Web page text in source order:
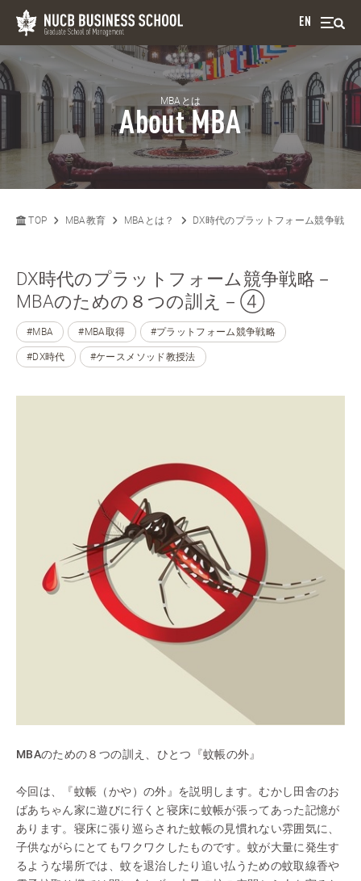
EN
MBAとは
About MBA
TOP MBA教育 MBAとは？ DX時代のプラットフォーム競争戦
DX時代のプラットフォーム競争戦略－
MBAのための８つの訓え－④
#MBA #MBA取得 #プラットフォーム競争戦略
#DX時代 #ケースメソッド教授法
MBAのための８つの訓え、ひとつ『蚊帳の外』
今回は、『蚊帳（かや）の外』を説明します。むかし田舎のお
ばあちゃん家に遊びに行くと寝床に蚊帳が張ってあった記憶が
あります。寝床に張り巡らされた蚊帳の見慣れない雰囲気に、
子供ながらにとてもワクワクしたものです。蚊が大量に発生す
るような場所では、蚊を退治したり追い払うための蚊取線香や